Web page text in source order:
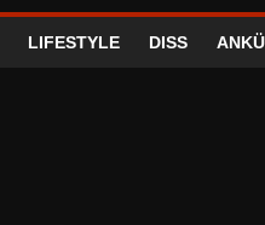
LIFESTYLE DISS